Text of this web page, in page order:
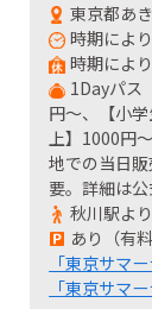
東京都あ
時期によ
時期によ
1Dayパス
円～、【小
上】1000円
地での当日
要。詳細は
秋川駅よ
あり（有料
「東京サマ
「東京サマ